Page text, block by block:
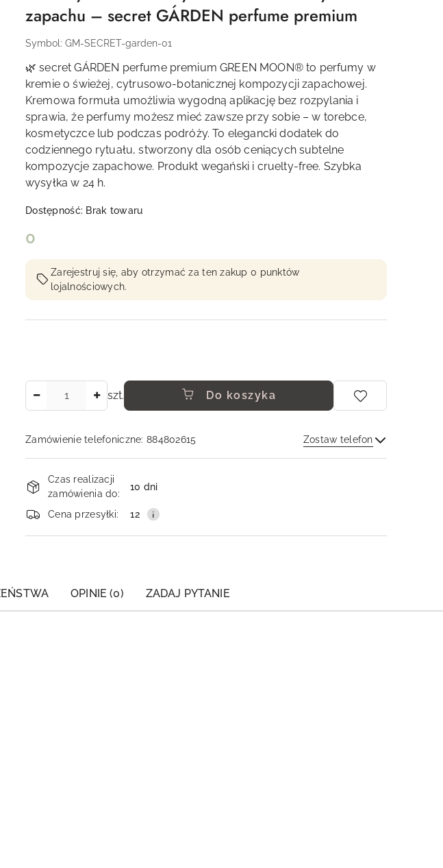
zapachu – secret GÁRDEN perfume premium
Symbol: GM-SECRET-garden-01
🌿 secret GÁRDEN perfume premium GREEN MOON® to perfumy w
kremie o świeżej, cytrusowo-botanicznej kompozycji zapachowej.
Kremowa formuła umożliwia wygodną aplikację bez rozpylania i
sprawia, że perfumy możesz mieć zawsze przy sobie – w torebce,
kosmetyczce lub podczas podróży. To elegancki dodatek do
codziennego rytuału, stworzony dla osób ceniących subtelne
kompozycje zapachowe. Produkt wegański i cruelty-free. Szybka
wysyłka w 24 h.
Dostępność: Brak towaru
cena:
0
Zarejestruj się, aby otrzymać za ten zakup 0 punktów
lojalnościowych.
szt. Do koszyka
Zamówienie telefoniczne: 884802615 Zostaw telefon
Wyślij
Dostępność
i
dostawa
Czas realizacji
zamówienia do:
10 dni
Cena przesyłki: 12
OPINIE (0) ZADAJ PYTANIE